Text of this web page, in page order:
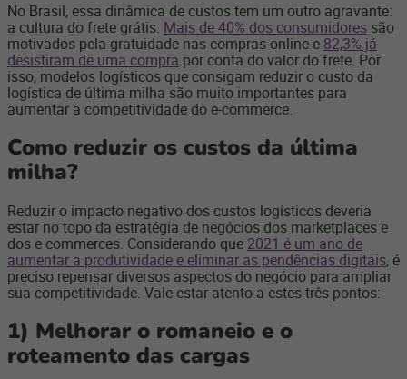
No Brasil, essa dinâmica de custos tem um outro agravante:
a cultura do frete grátis. Mais de 40% dos consumidores são
motivados pela gratuidade nas compras online e 82,3% já
desistiram de uma compra por conta do valor do frete. Por
isso, modelos logísticos que consigam reduzir o custo da
logística de última milha são muito importantes para
aumentar a competitividade do e-commerce.
Como reduzir os custos da última
milha?
Reduzir o impacto negativo dos custos logísticos deveria
estar no topo da estratégia de negócios dos marketplaces e
dos e commerces. Considerando que 2021 é um ano de
aumentar a produtividade e eliminar as pendências digitais, é
preciso repensar diversos aspectos do negócio para ampliar
sua competitividade. Vale estar atento a estes três pontos:
1) Melhorar o romaneio e o
roteamento das cargas